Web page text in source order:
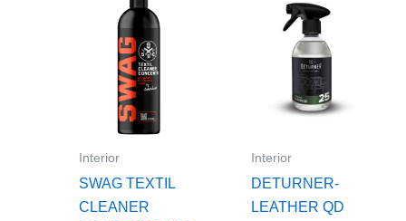
Interior
SWAG TEXTIL
CLEANER
Interior
DETURNER-
LEATHER QD